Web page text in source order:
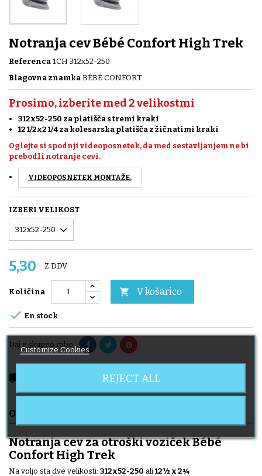
Notranja cev Bébé Confort High Trek
Referenca 1CH 312x52-250
Blagovna znamka BÉBÉ CONFORT
Prosimo, izberite med 2 velikostmi
312x52-250 za platišča s tremi kraki
12 1/2x2 1/4 za kolesarska platišča z žičnatimi kraki
Oglejte si spodnji videoposnetek, da med sestavljanjem ne bi
prebodli notranje cevi.
VIDEOPOSNETEK MONTAŽE.
IZBERI VELIKOST
5,30 Z DDV
Količina  V košarico
 En stock
Daj v skupno rabo
local_shipping Delivery expected from 2026-08-11
OPIS
Notranja cev za otroški voziček Bébé
Confort High Trek
Na voljo sta dve velikosti: 312x52-250 ali 12½ x 2¼
Customize Cookies
REJECT ALL